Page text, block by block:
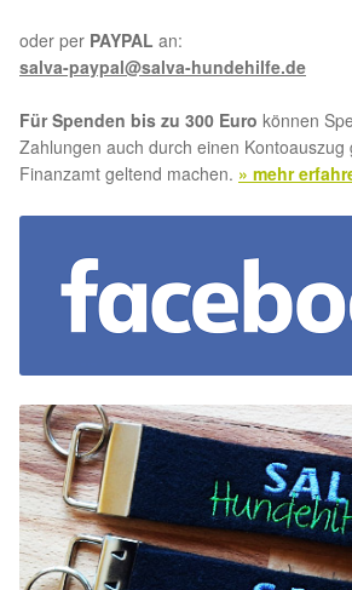
oder per PAYPAL an:
salva-paypal@salva-hundehilfe.de
Für Spenden bis zu 300 Euro können
Zahlungen auch durch einen Kontoauszug
Finanzamt geltend machen. » mehr